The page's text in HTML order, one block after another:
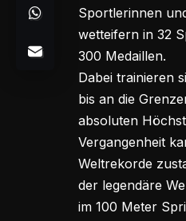
Sportlerinnen
wetteifern in 32
300 Medaillen.
Dabei trainieren
bis an die
absoluten
Vergangenheit
Weltrekorde
der legendäre
im 100 Meter